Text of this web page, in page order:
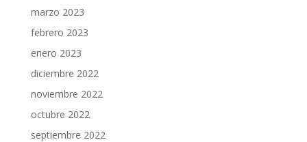
marzo 2023
febrero 2023
enero 2023
diciembre 2022
noviembre 2022
octubre 2022
septiembre 2022